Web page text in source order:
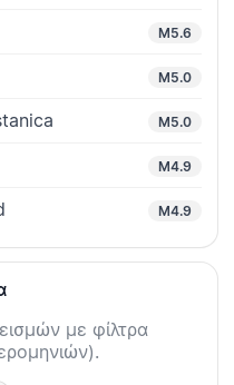
M5.6
M5.0
M5.0
M4.9
M4.9
με φίλτρα